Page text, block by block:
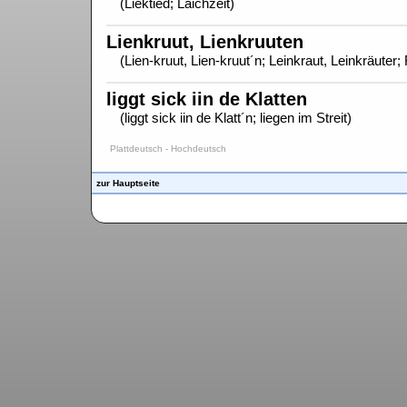
(Liektied; Laichzeit)
Lienkruut, Lienkruuten
(Lien-kruut, Lien-kruut´n; Leinkraut, Leinkräuter;
liggt sick iin de Klatten
(liggt sick iin de Klatt´n; liegen im Streit)
Plattdeutsch - Hochdeutsch
zur Hauptseite